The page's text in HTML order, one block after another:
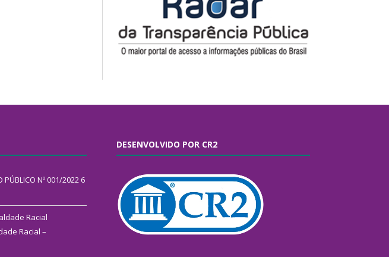
PÚBLICO Nº 001/2022 6
Racial
Racial –
DESENVOLVIDO POR CR2